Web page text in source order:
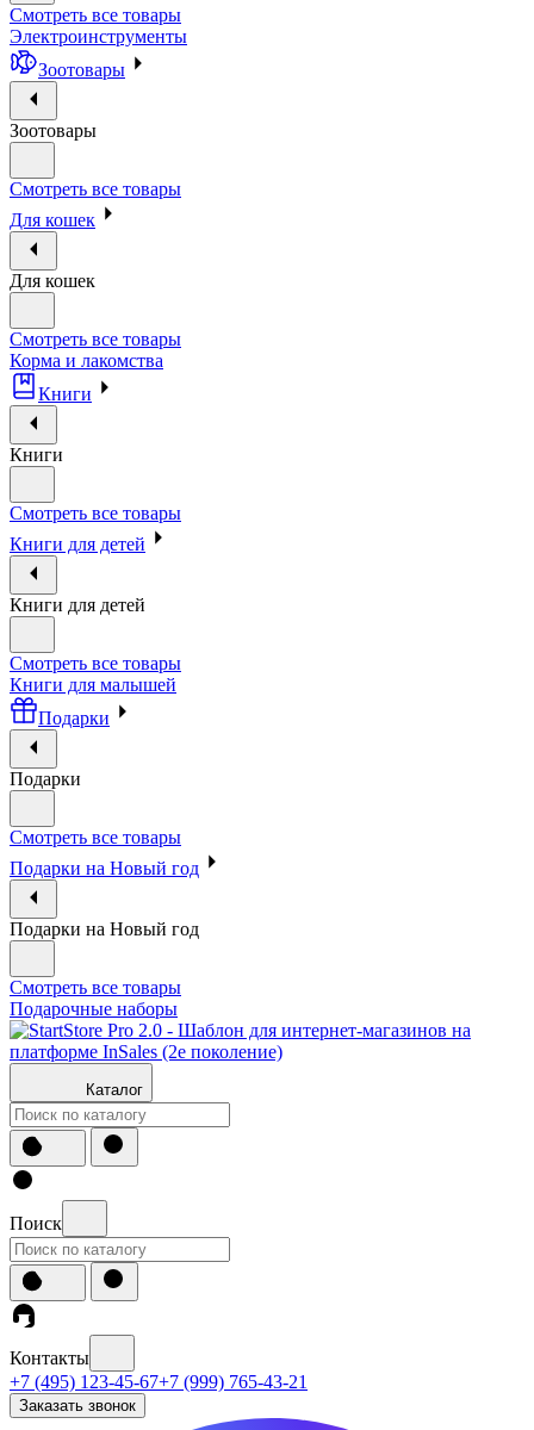
Смотреть все товары
Электроинструменты
Зоотовары
Зоотовары
Смотреть все товары
Для кошек
Для кошек
Смотреть все товары
Корма и лакомства
Книги
Книги
Смотреть все товары
Книги для детей
Книги для детей
Смотреть все товары
Книги для малышей
Подарки
Подарки
Смотреть все товары
Подарки на Новый год
Подарки на Новый год
Смотреть все товары
Подарочные наборы
Каталог
Поиск
Контакты
+7 (495) 123-45-67+7 (999) 765-43-21
Заказать звонок